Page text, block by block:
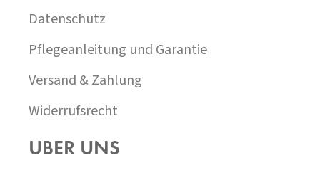
Datenschutz
Pflegeanleitung und Garantie
Versand & Zahlung
Widerrufsrecht
ÜBER UNS